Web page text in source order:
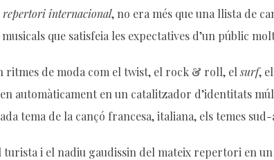
repertori internacional, no era més que una llista de
que satisfeia les expectatives d’un públic
ritmes de moda com el twist, el rock & roll, elsurf, el
automàticament en un catalitzador d’identitats
tema de la cançó francesa, italiana, els temes
i el nadiu gaudissin del mateix repertori en